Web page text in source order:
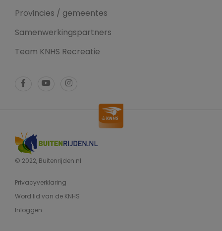
Provincies / gemeentes
Samenwerkingspartners
Team KNHS Recreatie
© 2022, Buitenrijden.nl
Privacyverklaring
Word lid van de KNHS
Inloggen